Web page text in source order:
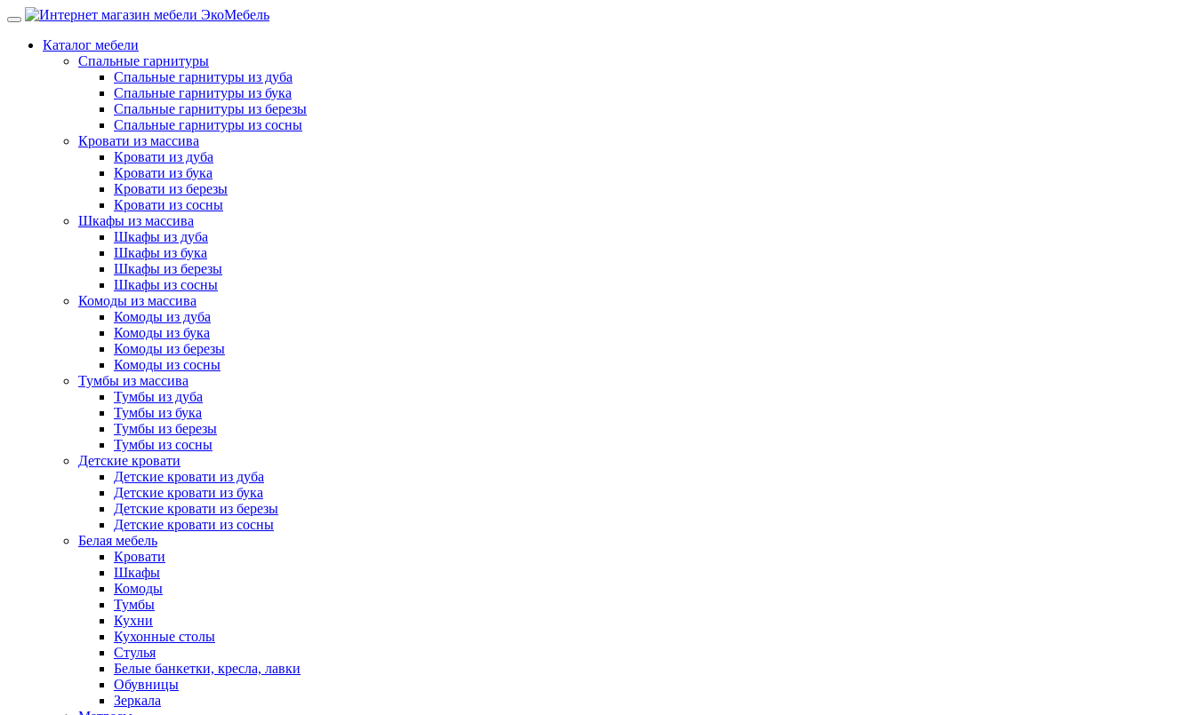
Каталог мебели
Спальные гарнитуры
Спальные гарнитуры из дуба
Спальные гарнитуры из бука
Спальные гарнитуры из березы
Спальные гарнитуры из сосны
Кровати из массива
Кровати из дуба
Кровати из бука
Кровати из березы
Кровати из сосны
Шкафы из массива
Шкафы из дуба
Шкафы из бука
Шкафы из березы
Шкафы из сосны
Комоды из массива
Комоды из дуба
Комоды из бука
Комоды из березы
Комоды из сосны
Тумбы из массива
Тумбы из дуба
Тумбы из бука
Тумбы из березы
Тумбы из сосны
Детские кровати
Детские кровати из дуба
Детские кровати из бука
Детские кровати из березы
Детские кровати из сосны
Белая мебель
Кровати
Шкафы
Комоды
Тумбы
Кухни
Кухонные столы
Стулья
Белые банкетки, кресла, лавки
Обувницы
Зеркала